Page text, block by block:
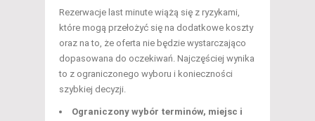
Rezerwacje last minute wiążą się z ryzykami,
które mogą przełożyć się na dodatkowe koszty
oraz na to, że oferta nie będzie wystarczająco
dopasowana do oczekiwań. Najczęściej wynika
to z ograniczonego wyboru i konieczności
szybkiej decyzji.
Ograniczony wybór terminów, miejsc i